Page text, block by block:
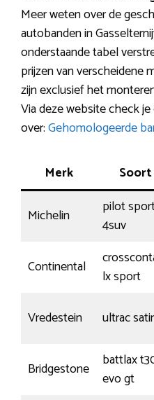
Meer weten over de
autobanden in
onderstaande tabel
prijzen van verscheidene
zijn exclusief het
Via deze website check
over:Gehomologeerde
Merk Soort
Michelin
pilot
4suv
Continental
lx sport
Vredestein ultrac
Bridgestone
battlax
evo gt